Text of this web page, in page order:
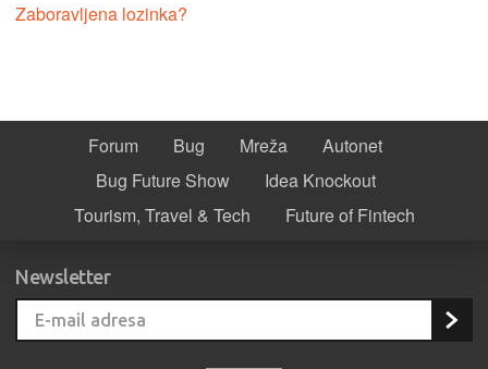
Zaboravljena lozinka?
Forum Bug Mreža
Autonet
Bug Future Show
Idea Knockout
Tourism, Travel & Tech
Future of Fintech
Newsletter